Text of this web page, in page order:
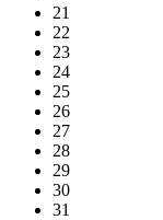
21
22
23
24
25
26
27
28
29
30
31